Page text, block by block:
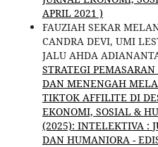
APRIL 2021 )
FAUZIAH SEKAR
CANDRA DEVI, UMI
JALU AHDA
STRATEGI
DAN MENENGAH
TIKTOK AFFILITE DI
EKONOMI, SOSIAL &
(2025): INTELEKTIVA :
DAN HUMANIORA -